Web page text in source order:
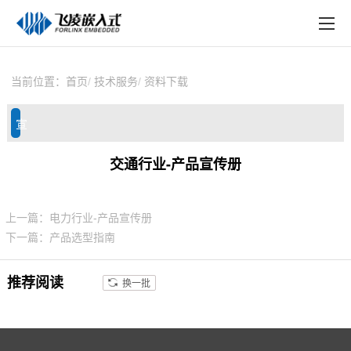
关于飞凌
天猫商城
在线购买
当前位置： 首页 技术服务 资料下载
宣
交通行业-产品宣传册
上一篇：电力行业-产品宣传册
下一篇：产品选型指南
推荐阅读 换一批